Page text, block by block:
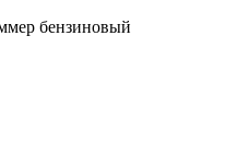
бензиновый